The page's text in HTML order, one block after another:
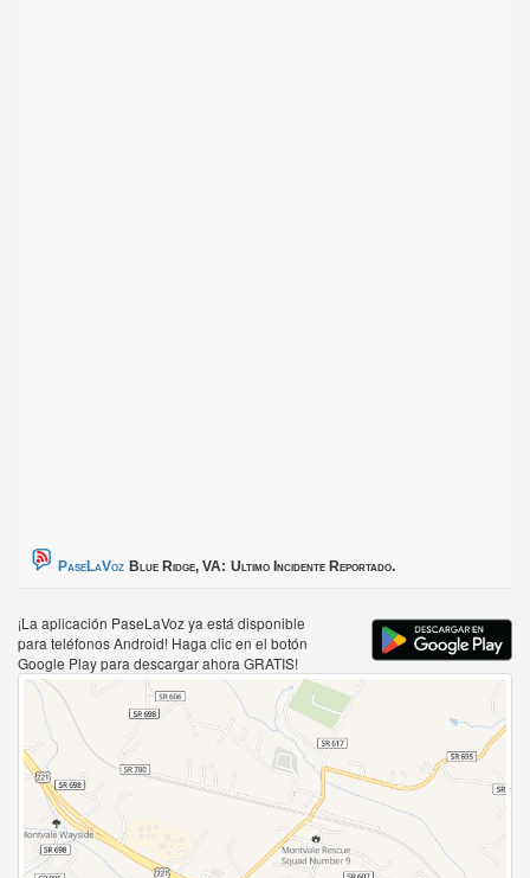
PaseLaVoz Blue Ridge, VA: Ultimo Incidente Reportado.
¡La aplicación PaseLaVoz ya está disponible
para teléfonos Android! Haga clic en el botón
Google Play para descargar ahora GRATIS!